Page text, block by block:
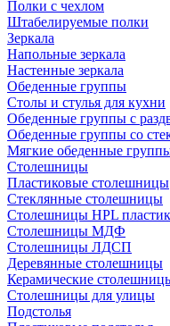
Полки с чехлом
Штабелируемые полки
Зеркала
Напольные зеркала
Настенные зеркала
Обеденные группы
Столы и стулья для кухни
Обеденные группы с
Обеденные группы со
Мягкие обеденные
Столешницы
Пластиковые столешницы
Стеклянные столешницы
Столешницы HPL пластик
Столешницы МДФ
Столешницы ЛДСП
Деревянные столешницы
Керамические
Столешницы для улицы
Подстолья